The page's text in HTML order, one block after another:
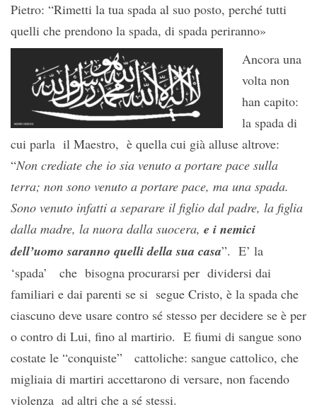
Pietro: “Rimetti la tua spada al suo posto, perché tutti
quelli che prendono la spada, di spada periranno»
Ancora una
volta non
han capito:
la spada di
cui parla il Maestro, è quella cui già alluse altrove:
“Non crediate che io sia venuto a portare pace sulla
terra; non sono venuto a portare pace, ma una spada.
Sono venuto infatti a separare il figlio dal padre, la figlia
dalla madre, la nuora dalla suocera, e i nemici
dell’uomo saranno quelli della sua casa”. E’ la
‘spada’ che bisogna procurarsi per dividersi dai
familiari e dai parenti se si segue Cristo, è la spada che
ciascuno deve usare contro sé stesso per decidere se è per
o contro di Lui, fino al martirio. E fiumi di sangue sono
costate le “conquiste” cattoliche: sangue cattolico, che
migliaia di martiri accettarono di versare, non facendo
violenza ad altri che a sé stessi.